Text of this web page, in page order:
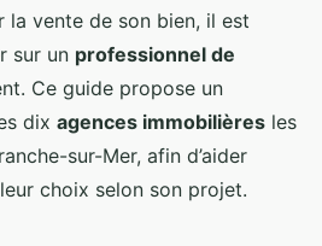
• 9 min de lecture
la vente de son bien, il est
sur un professionnel de
Ce guide propose un
dix agences immobilières les
sur-Mer, afin d’aider
choix selon son projet.